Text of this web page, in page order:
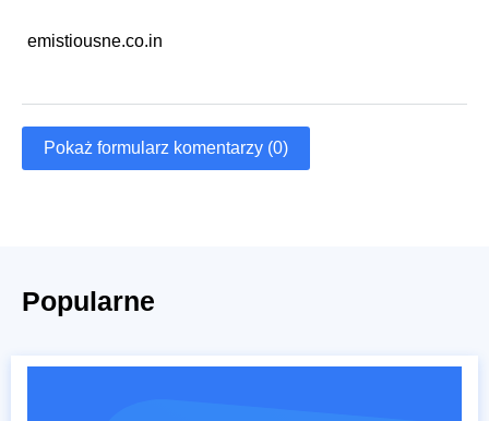
emistiousne.co.in
Pokaż formularz komentarzy (0)
Popularne